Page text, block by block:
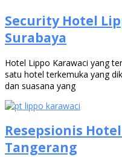
Security Hotel
Surabaya
Hotel Lippo Karawaci yang
satu hotel terkemuka yang
dan suasana yang
Resepsionis
Tangerang